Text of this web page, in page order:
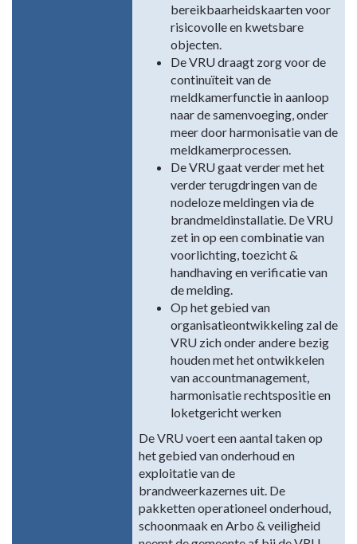
bereikbaarheidskaarten voor
risicovolle en kwetsbare
objecten.
De VRU draagt zorg voor de
continuïteit van de
meldkamerfunctie in aanloop
naar de samenvoeging, onder
meer door harmonisatie van de
meldkamerprocessen.
De VRU gaat verder met het
verder terugdringen van de
nodeloze meldingen via de
brandmeldinstallatie. De VRU
zet in op een combinatie van
voorlichting, toezicht &
handhaving en verificatie van
de melding.
Op het gebied van
organisatieontwikkeling zal de
VRU zich onder andere bezig
houden met het ontwikkelen
van accountmanagement,
harmonisatie rechtspositie en
loketgericht werken
De VRU voert een aantal taken op
het gebied van onderhoud en
exploitatie van de
brandweerkazernes uit. De
pakketten operationeel onderhoud,
schoonmaak en Arbo & veiligheid